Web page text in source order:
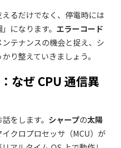
るだけでなく、停電時には
になります。 エラーコード
テナンスの機会と捉え、シ
り整えていきましょう。
なぜ CPU 通信異
をします。 シャープの太陽
クロプロセッサ（MCU）が